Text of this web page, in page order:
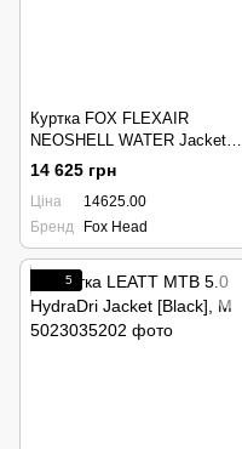
Куртка FOX FLEXAIR
NEOSHELL WATER Jacket
[Black], M
14 625 грн
Ціна
14625.00
Бренд
Fox Head
5